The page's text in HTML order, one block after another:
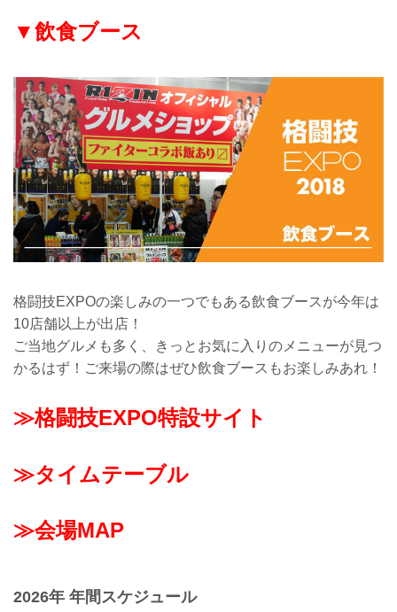
▼飲食ブース
格闘技EXPOの楽しみの一つでもある飲食ブースが今年は
10店舗以上が出店！
ご当地グルメも多く、きっとお気に入りのメニューが見つ
かるはず！ご来場の際はぜひ飲食ブースもお楽しみあれ！
≫格闘技EXPO特設サイト
≫タイムテーブル
≫会場MAP
2026年 年間スケジュール